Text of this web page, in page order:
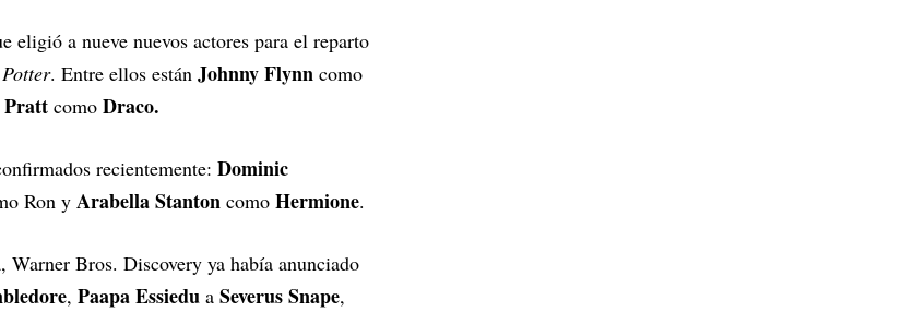
eligió a nueve nuevos actores para el reparto
. Entre ellos están Johnny Flynn como
como Draco.
recientemente: Dominic
Ron y ArabellaStanton como Hermione.
Bros. Discovery ya había anunciado
, Paapa Essiedu a Severus Snape,